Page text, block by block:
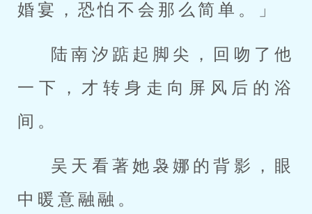
婚宴，恐怕不会那么简单。」
陆南汐踮起脚尖，回吻了他
一下，才转身走向屏风后的浴
间。
吴天看著她袅娜的背影，眼
中暖意融融。